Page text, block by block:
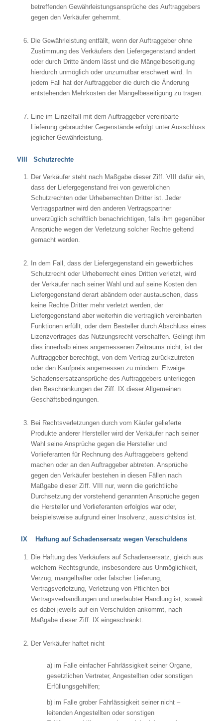
betreffenden Gewährleistungsansprüche des Auftraggebers
gegen den Verkäufer gehemmt.
Die Gewährleistung entfällt, wenn der Auftraggeber ohne
Zustimmung des Verkäufers den Liefergegenstand ändert
oder durch Dritte ändern lässt und die Mängelbeseitigung
hierdurch unmöglich oder unzumutbar erschwert wird. In
jedem Fall hat der Auftraggeber die durch die Änderung
entstehenden Mehrkosten der Mängelbeseitigung zu tragen.
Eine im Einzelfall mit dem Auftraggeber vereinbarte
Lieferung gebrauchter Gegenstände erfolgt unter Ausschluss
jeglicher Gewährleistung.
VIII Schutzrechte
Der Verkäufer steht nach Maßgabe dieser Ziff. VIII dafür ein,
dass der Liefergegenstand frei von gewerblichen
Schutzrechten oder Urheberrechten Dritter ist. Jeder
Vertragspartner wird den anderen Vertragspartner
unverzüglich schriftlich benachrichtigen, falls ihm gegenüber
Ansprüche wegen der Verletzung solcher Rechte geltend
gemacht werden.
In dem Fall, dass der Liefergegenstand ein gewerbliches
Schutzrecht oder Urheberrecht eines Dritten verletzt, wird
der Verkäufer nach seiner Wahl und auf seine Kosten den
Liefergegenstand derart abändern oder austauschen, dass
keine Rechte Dritter mehr verletzt werden, der
Liefergegenstand aber weiterhin die vertraglich vereinbarten
Funktionen erfüllt, oder dem Besteller durch Abschluss eines
Lizenzvertrages das Nutzungsrecht verschaffen. Gelingt ihm
dies innerhalb eines angemessenen Zeitraums nicht, ist der
Auftraggeber berechtigt, von dem Vertrag zurückzutreten
oder den Kaufpreis angemessen zu mindern. Etwaige
Schadensersatzansprüche des Auftraggebers unterliegen
den Beschränkungen der Ziff. IX dieser Allgemeinen
Geschäftsbedingungen.
Bei Rechtsverletzungen durch vom Käufer gelieferte
Produkte anderer Hersteller wird der Verkäufer nach seiner
Wahl seine Ansprüche gegen die Hersteller und
Vorlieferanten für Rechnung des Auftraggebers geltend
machen oder an den Auftraggeber abtreten. Ansprüche
gegen den Verkäufer bestehen in diesen Fällen nach
Maßgabe dieser Ziff. VIII nur, wenn die gerichtliche
Durchsetzung der vorstehend genannten Ansprüche gegen
die Hersteller und Vorlieferanten erfolglos war oder,
beispielsweise aufgrund einer Insolvenz, aussichtslos ist.
IX Haftung auf Schadensersatz wegen Verschuldens
Die Haftung des Verkäufers auf Schadensersatz, gleich aus
welchem Rechtsgrunde, insbesondere aus Unmöglichkeit,
Verzug, mangelhafter oder falscher Lieferung,
Vertragsverletzung, Verletzung von Pflichten bei
Vertragsverhandlungen und unerlaubter Handlung ist, soweit
es dabei jeweils auf ein Verschulden ankommt, nach
Maßgabe dieser Ziff. IX eingeschränkt.
Der Verkäufer haftet nicht
a) im Falle einfacher Fahrlässigkeit seiner Organe,
gesetzlichen Vertreter, Angestellten oder sonstigen
Erfüllungsgehilfen;
b) im Falle grober Fahrlässigkeit seiner nicht –
leitenden Angestellten oder sonstigen